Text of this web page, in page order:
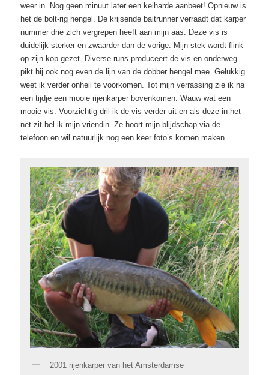
weer in. Nog geen minuut later een keiharde aanbeet! Opnieuw is
het de bolt-rig hengel. De krijsende baitrunner verraadt dat karper
nummer drie zich vergrepen heeft aan mijn aas. Deze vis is
duidelijk sterker en zwaarder dan de vorige. Mijn stek wordt flink
op zijn kop gezet. Diverse runs produceert de vis en onderweg
pikt hij ook nog even de lijn van de dobber hengel mee. Gelukkig
weet ik verder onheil te voorkomen. Tot mijn verrassing zie ik na
een tijdje een mooie rijenkarper bovenkomen. Wauw wat een
mooie vis. Voorzichtig dril ik de vis verder uit en als deze in het
net zit bel ik mijn vriendin. Ze hoort mijn blijdschap via de
telefoon en wil natuurlijk nog een keer foto’s komen maken.
2001 rijenkarper van het Amsterdamse